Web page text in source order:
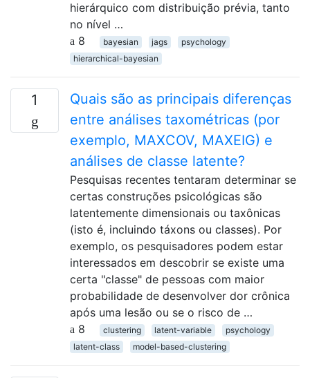
hierárquico com distribuição prévia, tanto
no nível …
8
bayesian jags
psychology
hierarchical-bayesian
1
Quais são as principais diferenças
entre análises taxométricas (por
exemplo, MAXCOV, MAXEIG) e
análises de classe latente?
Pesquisas recentes tentaram determinar se
certas construções psicológicas são
latentemente dimensionais ou taxônicas
(isto é, incluindo táxons ou classes). Por
exemplo, os pesquisadores podem estar
interessados ​​em descobrir se existe uma
certa "classe" de pessoas com maior
probabilidade de desenvolver dor crônica
após uma lesão ou se o risco de …
8
clustering latent-variable
psychology
latent-class
model-based-clustering